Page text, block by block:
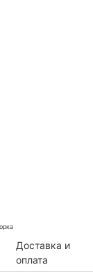
Доставка и
оплата